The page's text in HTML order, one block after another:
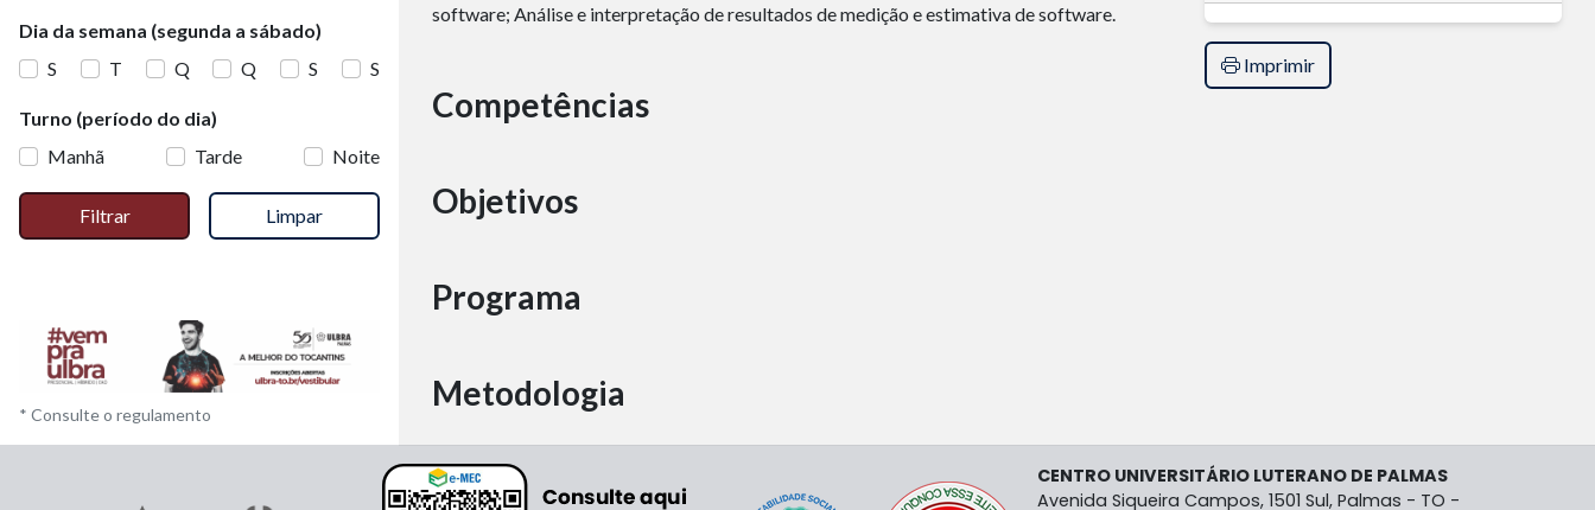
Dia da semana (segunda a sábado)
S
T Q Q S S
Turno (período do dia)
Manhã
Tarde Noite
Filtrar Limpar
* Consulte o regulamento
software; Análise e interpretação de resultados de medição e estimativa de software.
Competências
Objetivos
Programa
Metodologia
Avaliação
Imprimir
CENTRO UNIVERSITÁRIO LUTERANO DE PALMAS
Avenida Siqueira Campos, 1501 Sul, Palmas - TO -